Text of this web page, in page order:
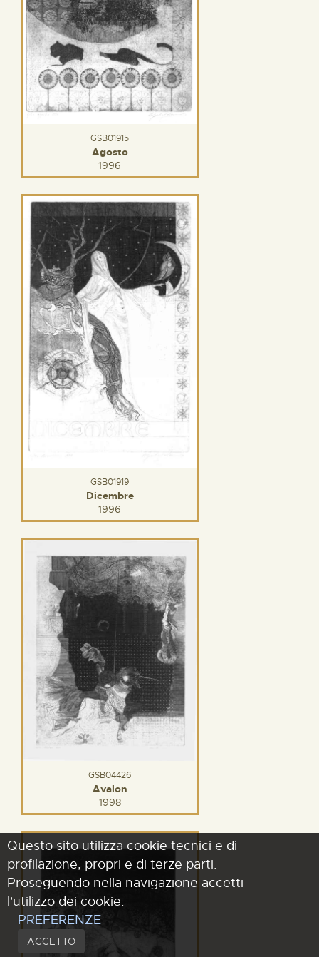
GSB01915
Agosto
1996
GSB01919
Dicembre
1996
GSB04426
Avalon
1998
Questo sito utilizza cookie tecnici e di
profilazione, propri e di terze parti.
Proseguendo nella navigazione accetti
l'utilizzo dei cookie.
PREFERENZE
ACCETTO